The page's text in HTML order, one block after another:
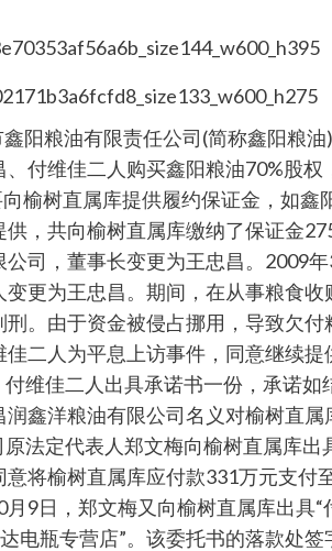
阳粮油有限责任公司(简称鑫阳粮
付维佳二人购买鑫阳粮油70%股
榆树直属库提供履约保证金，如鑫
，共向榆树直属库缴纳了保证金
司，董事长变更为王忠昌。2009
更为王忠昌。期间，在从事粮食
。由于资金被侵占挪用，导致欠
二人为平息上访事件，同意继续
维佳二人出具承诺书一份，承诺
鑫洋粮油有限公司名义对榆树直属
法定代表人郑文梅向榆树直属库出
将榆树直属库应付款331万元支付
9日，郑文梅又向榆树直属库出具
瓶专营店”。该委托书的落款处签